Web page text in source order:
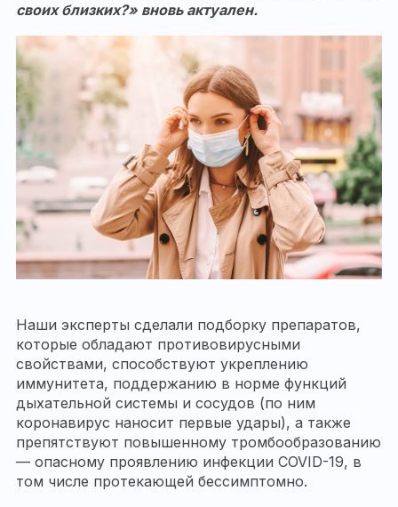
своих близких?» вновь актуален.
Наши эксперты сделали подборку препаратов,
которые обладают противовирусными
свойствами, способствуют укреплению
иммунитета, поддержанию в норме функций
дыхательной системы и сосудов (по ним
коронавирус наносит первые удары), а также
препятствуют повышенному тромбообразованию
— опасному проявлению инфекции COVID-19, в
том числе протекающей бессимптомно.